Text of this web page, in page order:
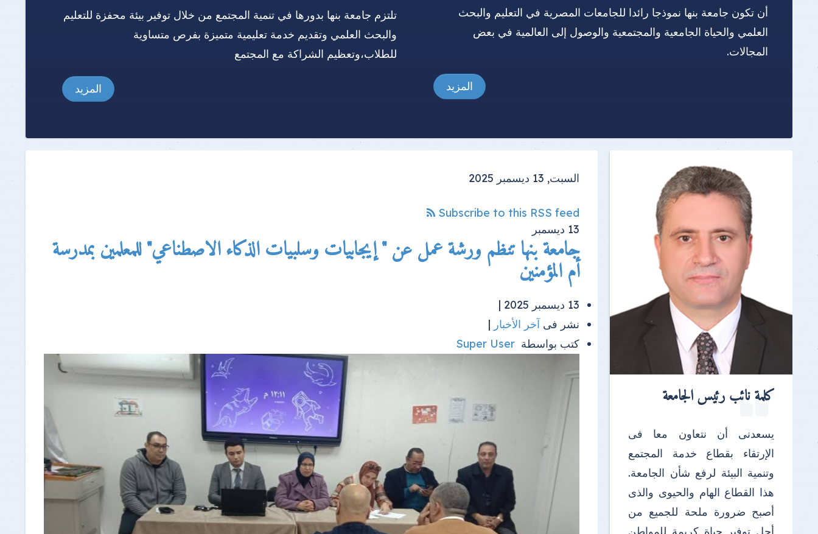
أن تكون جامعة بنها نموذجا رائدا للجامعات المصرية في التعليم والبحث
العلمي والحياة الجامعية والمجتمعية والوصول إلى العالمية في بعض
المجالات.
المزيد
تلتزم جامعة بنها بدورها في تنمية المجتمع من خلال توفير بيئة محفزة للتعليم
والبحث العلمي وتقديم خدمة تعليمية متميزة بفرص متساوية
للطلاب،وتعظيم الشراكة مع المجتمع
المزيد
السبت, 13 ديسمبر 2025
Subscribe to this RSS feed
13 ديسمبر
جامعة بنها تنظم ورشة عمل عن " إيجابيات وسلبيات الذكاء الاصطناعي" للمعلمين بمدرسة
أم المؤمنين
13 ديسمبر 2025 |
نشر فى آخر الأخبار |
كتب بواسطة Super User
كلمة نائب رئيس الجامعة
يسعدنى أن نتعاون معا فى
الإرتقاء بقطاع خدمة المجتمع
وتنمية البيئة لرفع شأن الجامعة.
هذا القطاع الهام والحيوى والذى
أصبح ضرورة ملحة للجميع من